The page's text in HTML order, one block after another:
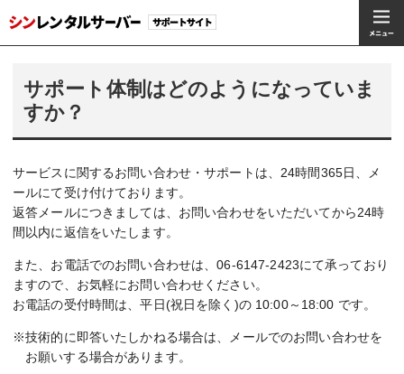
サポート体制はどのようになっていま
すか？
サービスに関するお問い合わせ・サポートは、24時間365日、メ
ールにて受け付けております。
返答メールにつきましては、お問い合わせをいただいてから24時
間以内に返信をいたします。
また、お電話でのお問い合わせは、06-6147-2423にて承っており
ますので、お気軽にお問い合わせください。
お電話の受付時間は、平日(祝日を除く)の 10:00～18:00 です。
※技術的に即答いたしかねる場合は、メールでのお問い合わせを
お願いする場合があります。